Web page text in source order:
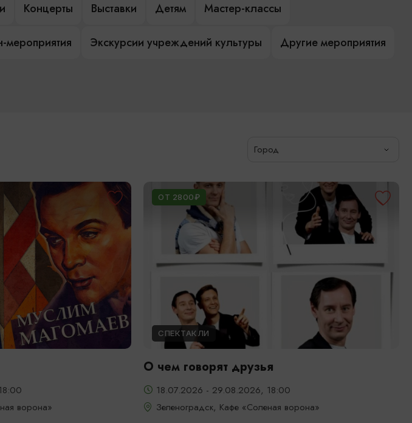
Концерты Выставки Детям Мастер-классы
мероприятия Экскурсии учреждений культуры Другие мероприятия
Город
ворона»
ОТ 2800₽
СПЕКТАКЛИ
О чем говорят друзья
18.07.2026 - 29.08.2026, 18:00
Зеленоградск, Кафе «Соленая ворона»